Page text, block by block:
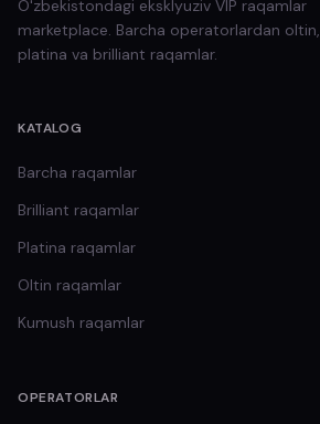
O'zbekistondagi eksklyuziv VIP raqamlar
marketplace. Barcha operatorlardan oltin,
platina va brilliant raqamlar.
KATALOG
Barcha raqamlar
Brilliant raqamlar
Platina raqamlar
Oltin raqamlar
Kumush raqamlar
OPERATORLAR